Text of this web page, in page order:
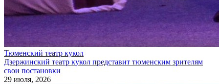
Тюменский театр кукол
Дзержинский театр кукол представит тюменским зрителям
свои постановки
29 июля, 2026